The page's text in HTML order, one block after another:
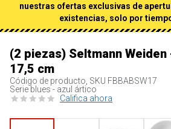
nuestras ofertas exclusivas de
existencias, solo por
(2 piezas) Seltmann
17,5 cm
Código de producto, SKU FBBABSW17
Serie blues - azul ártico
Califica ahora